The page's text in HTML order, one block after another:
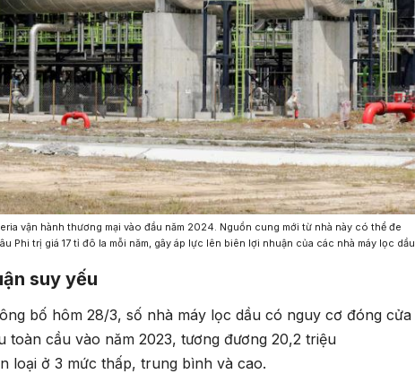
vận hành thương mại vào đầu năm 2024. Nguồn cung mới từ nhà này có thể đe
Phi trị giá 17 tỉ đô la mỗi năm, gây áp lực lên biên lợi nhuận của các nhà máy lọc dầu
suy yếu
bố hôm 28/3, số nhà máy lọc dầu có nguy cơ đóng cửa
toàn cầu vào năm 2023, tương đương 20,2 triệu
loại ở 3 mức thấp, trung bình và cao.